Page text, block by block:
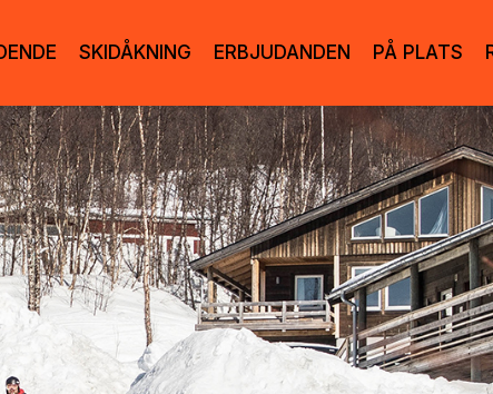
SKIDÅKNING ERBJUDANDEN PÅ PLATS